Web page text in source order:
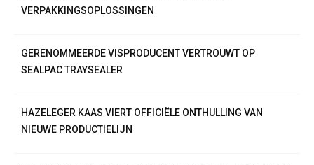
VERPAKKINGSOPLOSSINGEN
GERENOMMEERDE VISPRODUCENT VERTROUWT OP
SEALPAC TRAYSEALER
HAZELEGER KAAS VIERT OFFICIËLE ONTHULLING VAN
NIEUWE PRODUCTIELIJN